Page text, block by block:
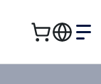
Kurv